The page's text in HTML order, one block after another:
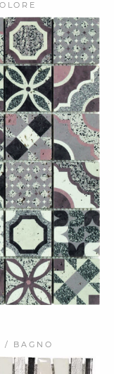
/ BAGNO